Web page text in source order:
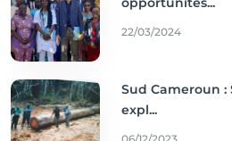
22/03/2024
Sud Cameroun :
expl...